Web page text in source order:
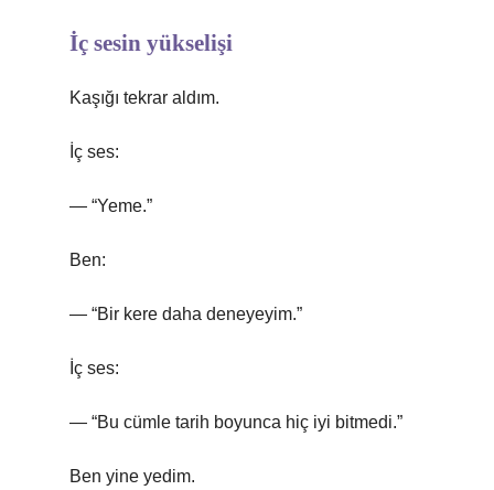
İç sesin yükselişi
Kaşığı tekrar aldım.
İç ses:
— “Yeme.”
Ben:
— “Bir kere daha deneyeyim.”
İç ses:
— “Bu cümle tarih boyunca hiç iyi bitmedi.”
Ben yine yedim.